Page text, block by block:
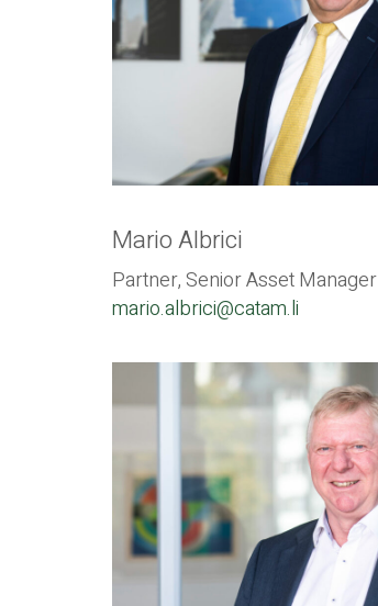
Mario Albrici
Partner, Senior Asset Manager
mario.albrici@catam.li